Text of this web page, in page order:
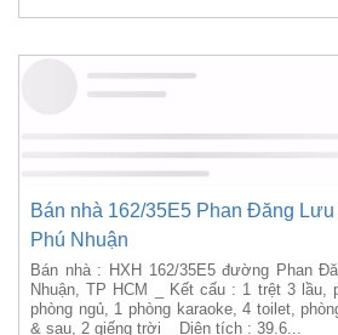
Diện tích:DT: 4m x 22m, diện tích:
Bán nhà mặt hẻm Phan Đăng Lưu.
diện tích: 138m2 giá: 35.0 tỷ,